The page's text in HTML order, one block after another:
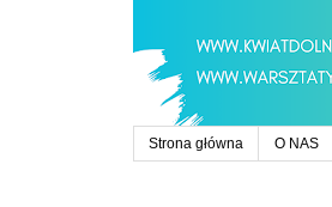
Strona główna O NAS